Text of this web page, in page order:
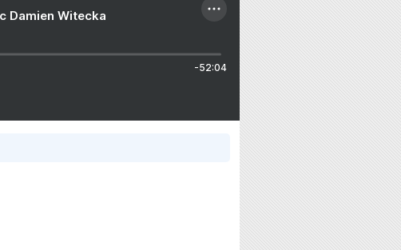
Damien Witecka
-52:04